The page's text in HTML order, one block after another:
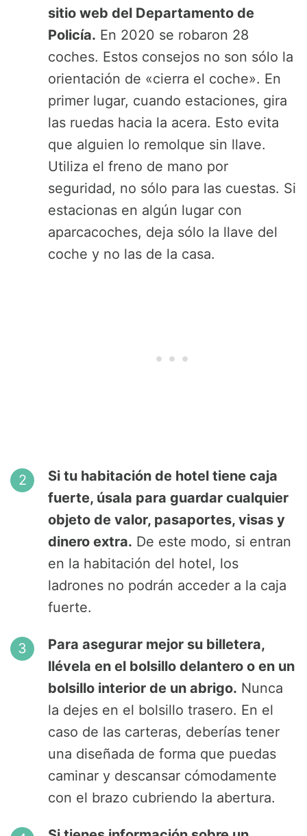
sitio web del Departamento de
Policía. En 2020 se robaron 28
coches. Estos consejos no son sólo la
orientación de «cierra el coche». En
primer lugar, cuando estaciones, gira
las ruedas hacia la acera. Esto evita
que alguien lo remolque sin llave.
Utiliza el freno de mano por
seguridad, no sólo para las cuestas. Si
estacionas en algún lugar con
aparcacoches, deja sólo la llave del
coche y no las de la casa.
Si tu habitación de hotel tiene caja
fuerte, úsala para guardar cualquier
objeto de valor, pasaportes, visas y
dinero extra. De este modo, si entran
en la habitación del hotel, los
ladrones no podrán acceder a la caja
fuerte.
Para asegurar mejor su billetera,
llévela en el bolsillo delantero o en un
bolsillo interior de un abrigo. Nunca
la dejes en el bolsillo trasero. En el
caso de las carteras, deberías tener
una diseñada de forma que puedas
caminar y descansar cómodamente
con el brazo cubriendo la abertura.